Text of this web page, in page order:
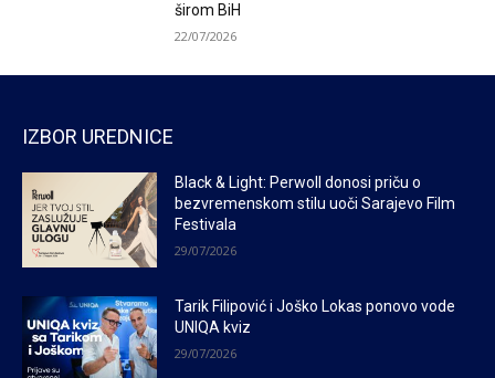
širom BiH
22/07/2026
IZBOR UREDNICE
Black & Light: Perwoll donosi priču o
bezvremenskom stilu uoči Sarajevo Film
Festivala
29/07/2026
Tarik Filipović i Joško Lokas ponovo vode
UNIQA kviz
29/07/2026